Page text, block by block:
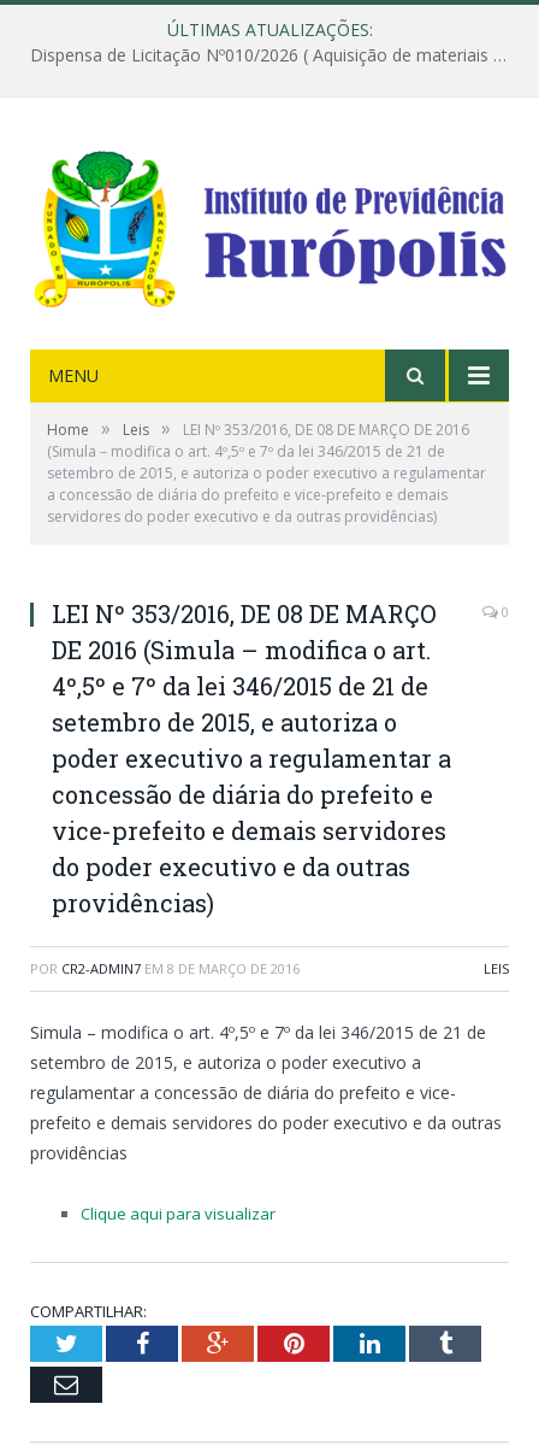
ÚLTIMAS ATUALIZAÇÕES:
Dispensa de Licitação Nº010/2026 ( Aquisição de materiais de construção destinados à execução dos serviços de instalação de janela, com a correspondente recomposição da parede, e construção de calçada nas dependências do Instituto de Previdência do Município de Rurópolis )
MENU
Home » Leis »
LEI Nº 353/2016, DE 08 DE MARÇO DE 2016
(Simula – modifica o art. 4º,5º e 7º da lei 346/2015 de 21 de
setembro de 2015, e autoriza o poder executivo a regulamentar
a concessão de diária do prefeito e vice-prefeito e demais
servidores do poder executivo e da outras providências)
LEI Nº 353/2016, DE 08 DE MARÇO
DE 2016 (Simula – modifica o art.
4º,5º e 7º da lei 346/2015 de 21 de
setembro de 2015, e autoriza o
poder executivo a regulamentar a
concessão de diária do prefeito e
vice-prefeito e demais servidores
do poder executivo e da outras
providências)
0
POR CR2-ADMIN7 EM 8 DE MARÇO DE 2016 LEIS
Simula – modifica o art. 4º,5º e 7º da lei 346/2015 de 21 de
setembro de 2015, e autoriza o poder executivo a
regulamentar a concessão de diária do prefeito e vice-
prefeito e demais servidores do poder executivo e da outras
providências
Clique aqui para visualizar
COMPARTILHAR:
TwitterFacebookGoogle+PinterestLinkedInTumblr
Email